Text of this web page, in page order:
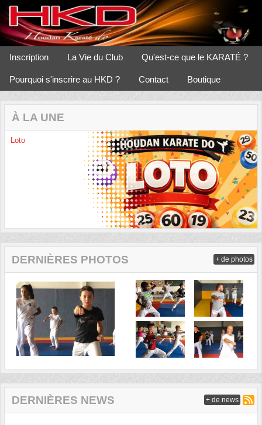
Inscription La Vie du Club Qu'est-ce que le KARATÉ ?
Pourquoi s'inscrire au HKD ? Contact Boutique
À LA UNE
Loto
DERNIÈRES PHOTOS + de photos
DERNIÈRES NEWS + de news
Panneau de gestion des cookies